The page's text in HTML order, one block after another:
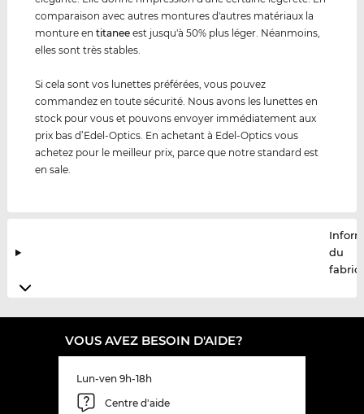
comparaison avec autres montures d'autres matériaux la
monture entitanee est jusqu'à 50% plus léger. Néanmoins,
elles sont très stables.
Si cela sont vos lunettes préférées, vous pouvez
commandez en toute sécurité. Nous avons les lunettes en
stock pour vous et pouvons envoyer immédiatement aux
prix bas d’Edel-Optics. En achetant à Edel-Optics vous
achetez pour le meilleur prix, parce que notre standard est
en sale.
du
VOUS AVEZ BESOIN D'AIDE?
Lun-ven 9h-18h
Centre d'aide